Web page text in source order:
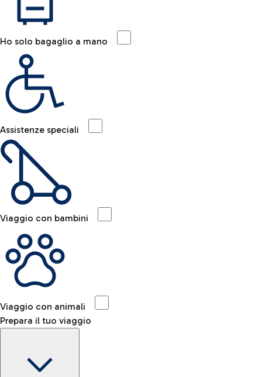
Ho solo bagaglio a mano
Assistenze speciali
Viaggio con bambini
Viaggio con animali
Prepara il tuo viaggio